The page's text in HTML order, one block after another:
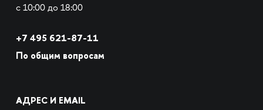
с 10:00 до 18:00
+7 495 621-87-11
По общим вопросам
АДРЕС И EMAIL